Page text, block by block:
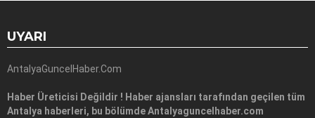
UYARI
AntalyaGuncelHaber.Com
Haber Üreticisi Değildir ! Haber ajansları tarafından geçilen tüm
Antalya haberleri, bu bölümde Antalyaguncelhaber.com